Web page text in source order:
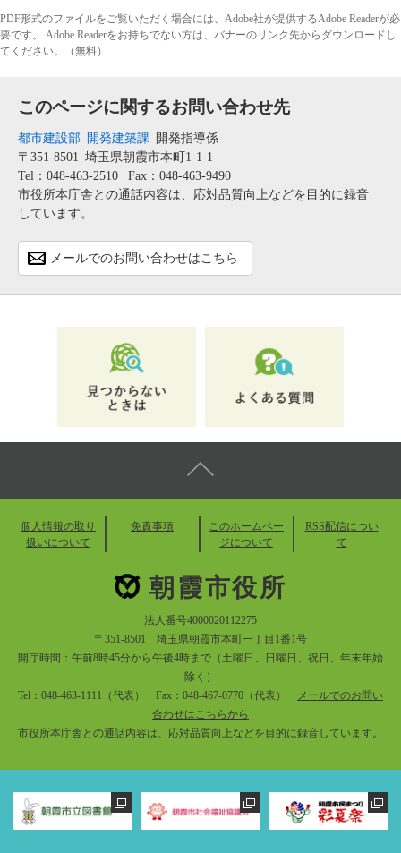
PDF形式のファイルをご覧いただく場合には、Adobe社が提供するAdobe Readerが必
要です。
Adobe Readerをお持ちでない方は、バナーのリンク先からダウンロードし
てください。（無料）
このページに関するお問い合わせ先
都市建設部 開発建築課
開発指導係
〒351-8501 埼玉県朝霞市本町1-1-1
Tel：048-463-2510
Fax：048-463-9490
市役所本庁舎との通話内容は、応対品質向上などを目的に録音
しています。
メールでのお問い合わせはこちら
個人情報の取り
扱いについて
免責事項
このホームペー
ジについて
RSS配信につい
て
朝霞市役所
法人番号4000020112275
〒351-8501 埼玉県朝霞市本町一丁目1番1号
開庁時間：午前8時45分から午後4時まで（土曜日、日曜日、祝日、年末年始
除く）
Tel：048-463-1111（代表） Fax：048-467-0770（代表）
メールでのお問い
合わせはこちらから
市役所本庁舎との通話内容は、応対品質向上などを目的に録音しています。